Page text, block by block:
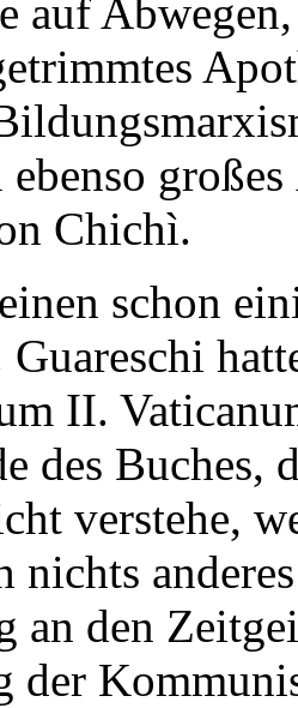
auf
ebenso
Chichì.
schon
II.
des Buches,
verstehe,
nichts
an den
der